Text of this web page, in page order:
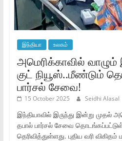
இந்தியா உலகம்
அமெரிக்காவில் வாழும்
குட் நியூஸ்..மீண்டும்
பார்சல் சேவை!
15 October 2025 Seidhi Alasal
இந்தியாவில் இருந்து இன்று முதல்
தபால் பார்சல் சேவை
தெரிவித்துள்ளது. புதிய வரி